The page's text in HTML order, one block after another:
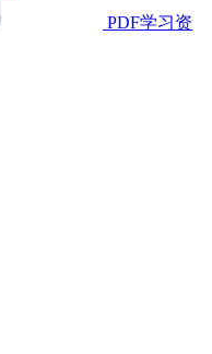
PDF学习资